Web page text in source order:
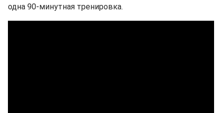
одна 90-минутная тренировка.